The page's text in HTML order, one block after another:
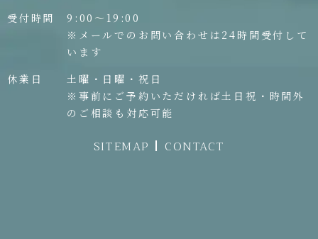
受付時間
9:00〜19:00
※メールでのお問い合わせは24時間受付して
います
休業日
土曜・日曜・祝日
※事前にご予約いただければ土日祝・時間外
のご相談も対応可能
SITEMAP CONTACT